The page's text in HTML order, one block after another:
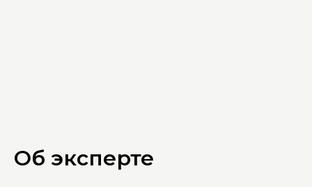
Об эксперте